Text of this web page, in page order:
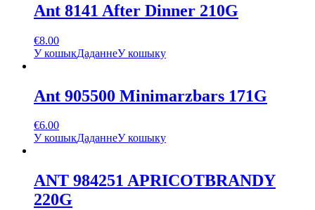
Ant 8141 After Dinner 210G
€8.00
У кошыкДаданнеУ кошыку
Ant 905500 Minimarzbars 171G
€6.00
У кошыкДаданнеУ кошыку
ANT 984251 APRICOTBRANDY
220G